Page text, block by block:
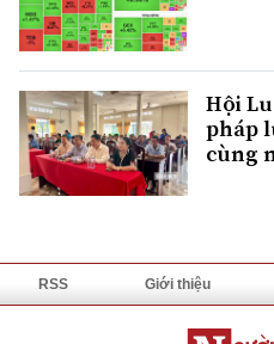
Hội
pháp
cùng
RSS Giới thiệu